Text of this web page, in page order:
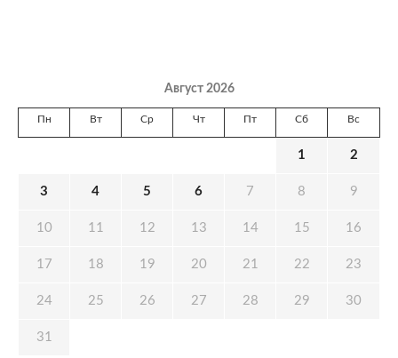
Август 2026
Пн Вт Ср Чт Пт Сб Вс
1 2
3 4 5 6 7 8 9
10 11 12 13 14 15 16
17 18 19 20 21 22 23
24 25 26 27 28 29 30
31